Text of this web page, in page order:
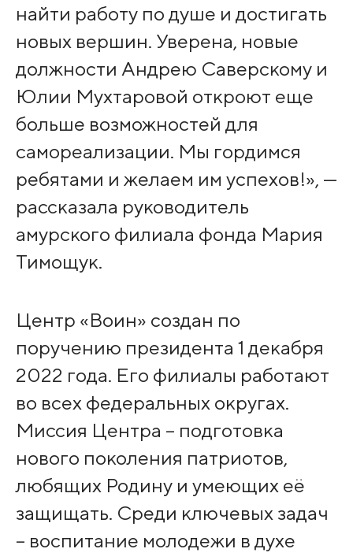
найти работу по душе и достигать
новых вершин. Уверена, новые
должности Андрею Саверскому и
Юлии Мухтаровой откроют еще
больше возможностей для
самореализации. Мы гордимся
ребятами и желаем им успехов!», —
рассказала руководитель
амурского филиала фонда Мария
Тимощук.
Центр «Воин» создан по
поручению президента 1 декабря
2022 года. Его филиалы работают
во всех федеральных округах.
Миссия Центра – подготовка
нового поколения патриотов,
любящих Родину и умеющих её
защищать. Среди ключевых задач
– воспитание молодежи в духе